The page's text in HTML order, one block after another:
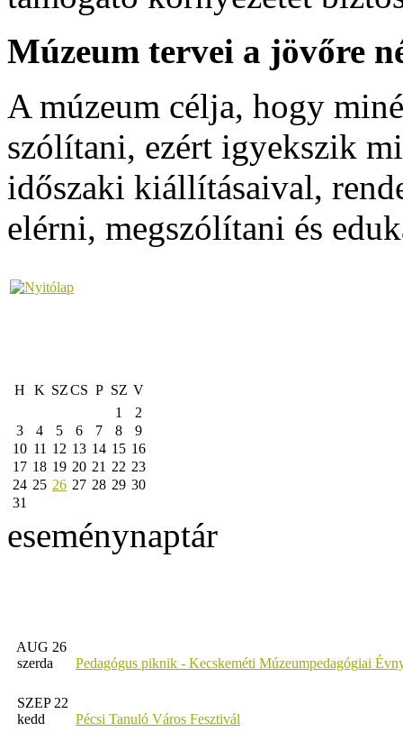
Múzeum tervei a jövőre
A múzeum célja, hogy
szólítani, ezért igyekszik
időszaki kiállításaival,
elérni, megszólítani és
H K SZCS P SZ V
1
2
3
4 5 6 7 8
9
10 11 12 13 14 15 16
17 18 19 20 21 22 23
24 25 26 27 28 29 30
31
eseménynaptár
AUG 26
szerda
Pedagógus piknik - Kecskeméti Múzeumpedagógiai
SZEP 22
kedd
Pécsi Tanuló Város Fesztivál